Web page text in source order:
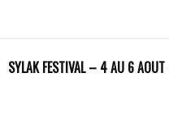
SYLAK FESTIVAL – 4 AU 6